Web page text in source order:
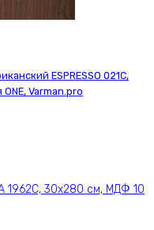
ESPRESSO 021С,
Varman.pro